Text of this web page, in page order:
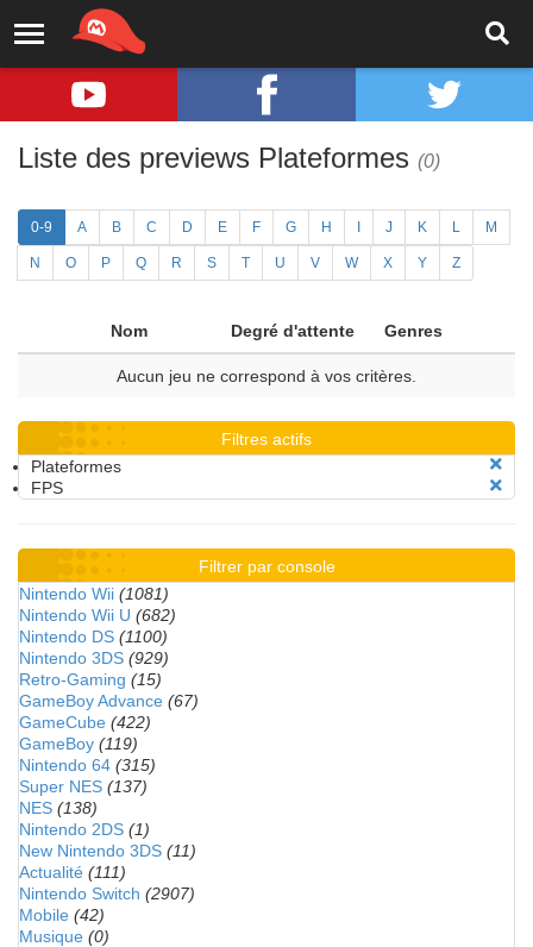
Liste des previews Plateformes (0)
0-9 A B C D E F G H J K L M
N O P Q R S T U V W X Y Z
Nom Degré d'attente Genres
Aucun jeu ne correspond à vos critères.
Filtres actifs
Plateformes
FPS
Filtrer par console
Nintendo Wii (1081)
Nintendo Wii U (682)
Nintendo DS (1100)
Nintendo 3DS (929)
Retro-Gaming (15)
GameBoy Advance (67)
GameCube (422)
GameBoy (119)
Nintendo 64 (315)
Super NES (137)
NES (138)
Nintendo 2DS (1)
New Nintendo 3DS (11)
Actualité (111)
Nintendo Switch (2907)
Mobile (42)
Musique (0)